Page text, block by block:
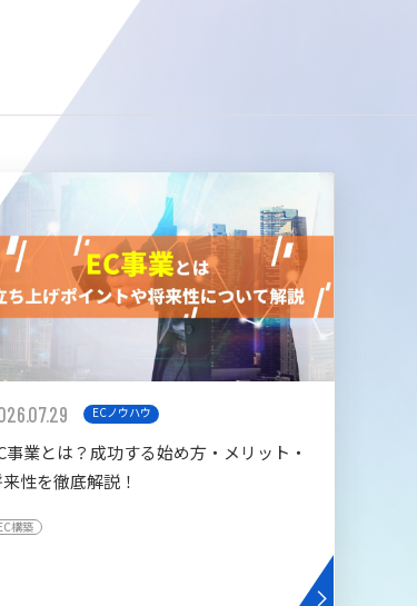
ECノウハウ
事業とは？成功する始め方・メリット・
性を徹底解説！
構築